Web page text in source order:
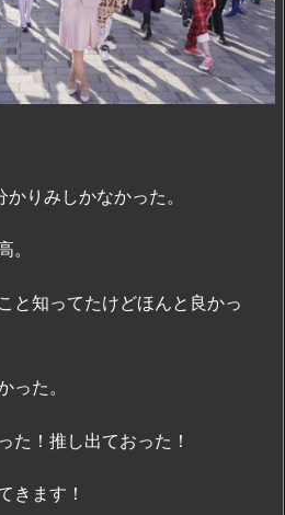
りみしかなかった。
。
と知ってたけどほんと良かっ
った。
た！推し出ておった！
きます！